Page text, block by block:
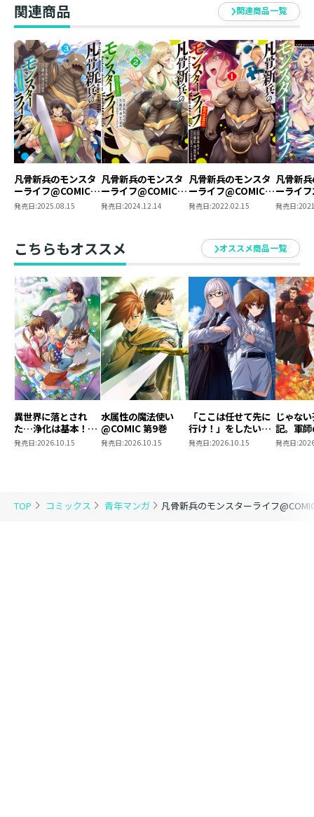
TOP コミックス 青年マンガ 凡骨新兵のモンスターライフ
関連商品 関連商品一覧
凡骨新兵のモンスタ
ーライフ@COMIC
第3巻
発売日:2025.08.15
凡骨新兵のモンスタ
ーライフ@COMIC
第2巻
発売日:2024.12.14
凡骨新兵のモンスタ
ーライフ@COMIC
第1巻
発売日:2022.02.15
凡骨新
ーライ
発売日:
こちらもオススメ オススメ商品一覧
異世界に落とされ
た…浄化は基本！
@COMIC 第7巻
発売日:2026.10.15
水属性の魔法使い
@COMIC 第9巻
発売日:2026.10.15
「ここは任せて先に
行け！」をしたい死
にたがりの望まぬ宇
発売日:2026.10.15
じゃな
記。軍
われま
発売日: